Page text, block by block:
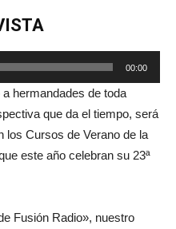
00:00
hermandades de toda
que da el tiempo, será
los Cursos de Verano de la
este año celebran su 23ª
Fusión Radio», nuestro